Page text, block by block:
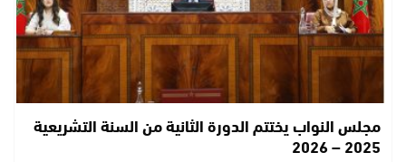
مجلس النواب يختتم الدورة الثانية من السنة التشريعية
2025 – 2026